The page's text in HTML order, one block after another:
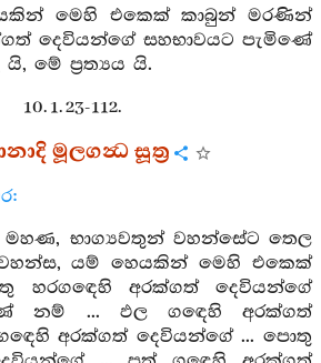
මෙහි එකෙක් කාබුන් මරණින්
දෙවියන්ගේ සහභාවයට පැමිණේ
මේ ප්‍රත්‍යය යි.
10. 1. 23-112.
මූලගන්‍ධ සූත්‍ර
භාග්‍යවතුන් වහන්සේට තෙල
යම් හෙයකින් මෙහි එකෙක්
හරගඳෙහි අරක්ගත් දෙවියන්ගේ
නම් ... ඵල ගඳෙහි අරක්ගත්
අරක්ගත් දෙවියන්ගේ ... පොතු